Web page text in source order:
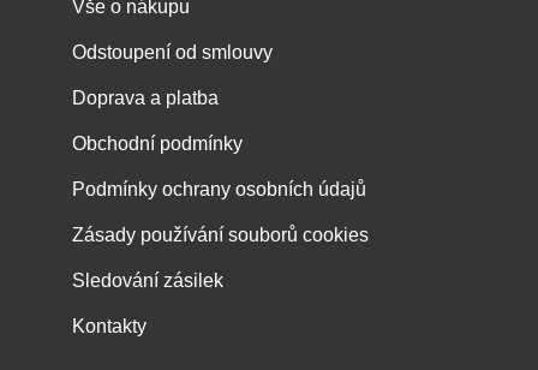
Vše o nákupu
Odstoupení od smlouvy
Doprava a platba
Obchodní podmínky
Podmínky ochrany osobních údajů
Zásady používání souborů cookies
Sledování zásilek
Kontakty